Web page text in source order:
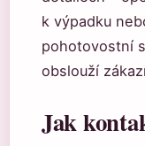
k výpadku
pohotovostní
obslouží
Jak